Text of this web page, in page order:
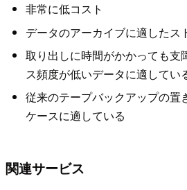
非常に低コスト
データのアーカイブに適したス
取り出しに時間がかかっても支
ス頻度が低いデータに適してい
従来のテープバックアップの置
ケースに適している
関連サービス